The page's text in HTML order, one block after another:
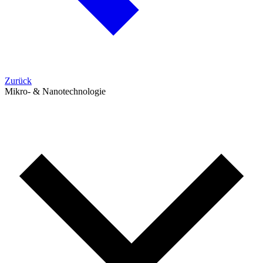
Zurück
Mikro- & Nanotechnologie